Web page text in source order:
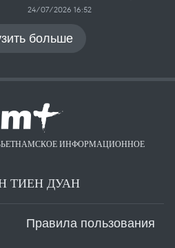
24/07/2026 16:52
больше
ИНФОРМАЦИОННОЕ
ТИЕН ДУАН
Правила пользования